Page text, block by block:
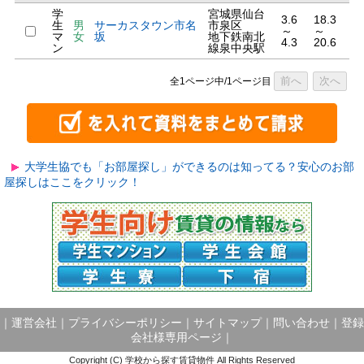
学
生
マ
ン
男
女
サーカスタウン市名
坂
宮城県仙台
市泉区
地下鉄南北
線泉中央駅
3.6
～
4.3
18.3
～
20.6
全1ページ中/1ページ目 前へ 次へ
大学生協でも「お部屋探し」ができるのは知ってる？安心のお部
屋探しはここをクリック！
運営会社 プライバシーポリシー サイトマップ｜ 問い合わせ
登録
会社様専用ページ
Copyright (C) 学校から探す賃貸物件 All Rights Reserved